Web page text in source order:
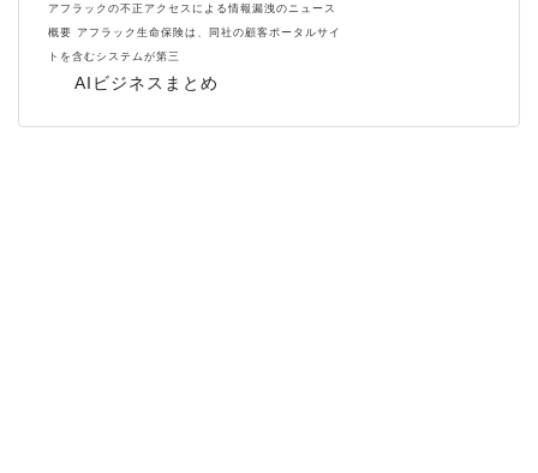
AIビジネスまとめ
アフラックの不正アクセスによる情報漏洩のニュース
概要 アフラック生命保険は、同社の顧客ポータルサイ
トを含むシステムが第三